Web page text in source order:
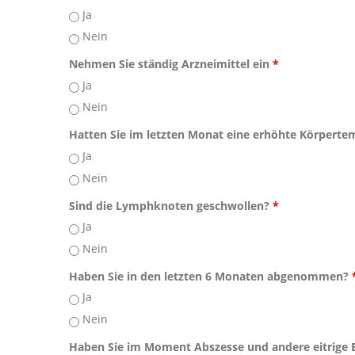
Ja
Nein
Nehmen Sie ständig Arzneimittel ein *
Ja
Nein
Hatten Sie im letzten Monat eine erhöhte
Ja
Nein
Sind die Lymphknoten geschwollen? *
Ja
Nein
Haben Sie in den letzten 6 Monaten abgenommen?
Ja
Nein
Haben Sie im Moment Abszesse und andere eitrige